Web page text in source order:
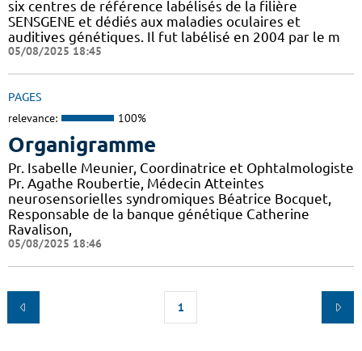
six centres de référence labélisés de la filière
SENSGENE et dédiés aux maladies oculaires et
auditives génétiques. Il fut labélisé en 2004 par le m
05/08/2025 18:45
PAGES
relevance: 100%
Organigramme
Pr. Isabelle Meunier, Coordinatrice et Ophtalmologiste
Pr. Agathe Roubertie, Médecin Atteintes
neurosensorielles syndromiques Béatrice Bocquet,
Responsable de la banque génétique Catherine
Ravalison,
05/08/2025 18:46
1